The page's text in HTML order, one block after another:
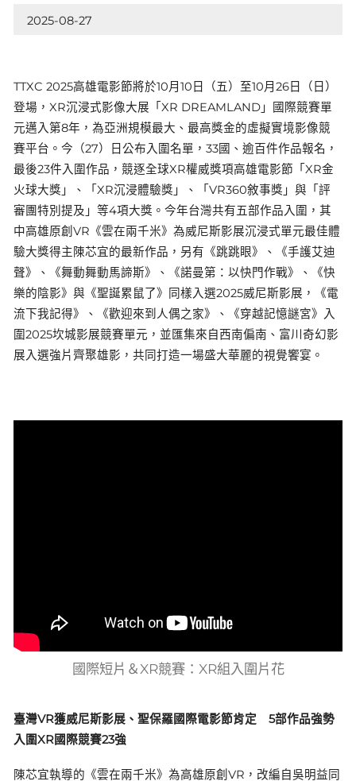
2025-08-27
國際短片＆XR競賽：XR組入圍片花
TTXC 2025高雄電影節將於10月10日（五）至10月26日（日）
登場，XR沉浸式影像大展「XR DREAMLAND」國際競賽單
元邁入第8年，為亞洲規模最大、最高獎金的虛擬實境影像競
賽平台。今（27）日公布入圍名單，33國、逾百件作品報名，
最後23件入圍作品，競逐全球XR權威獎項高雄電影節「XR金
火球大獎」、「XR沉浸體驗獎」、「VR360敘事獎」與「評
審團特別提及」等4項大獎。今年台灣共有五部作品入圍，其
中高雄原創VR《雲在兩千米》為威尼斯影展沉浸式單元最佳體
驗大獎得主陳芯宜的最新作品，另有《跳跳眼》、《手護艾迪
聲》、《舞動舞動馬諦斯》、《諾曼第：以快門作戰》、《快
樂的陰影》與《聖誕累鼠了》同樣入選2025威尼斯影展，《電
流下我記得》、《歡迎來到人偶之家》、《穿越記憶謎宮》入
圍2025坎城影展競賽單元，並匯集來自西南偏南、富川奇幻影
展入選強片齊聚雄影，共同打造一場盛大華麗的視覺饗宴。
臺灣VR獲威尼斯影展、聖保羅國際電影節肯定 5部作品強勢
入圍XR國際競賽23強
陳芯宜執導的《雲在兩千米》為高雄原創VR，改編自吳明益同